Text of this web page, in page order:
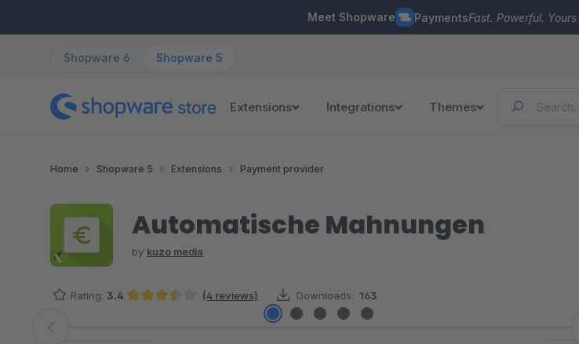
Meet Shopware PaymentsFast. Powerful.
Shopware 6 Shopware 5
Extensions Integrations Themes
Home Shopware 5 Extensions Payment provider
Automatische Mahnungen
by kuzo media
Rating: 3.4 (4 reviews) Downloads: 163
Skip image gallery